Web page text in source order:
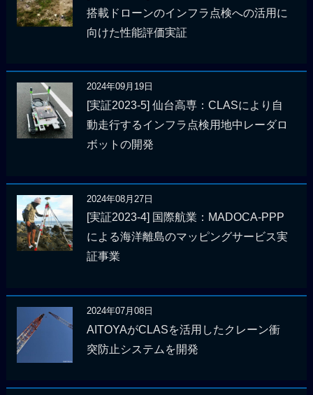
搭載ドローンのインフラ点検への活用に
向けた性能評価実証
2024年09月19日
[実証2023-5] 仙台高専：CLASにより自
動走行するインフラ点検用地中レーダロ
ボットの開発
2024年08月27日
[実証2023-4] 国際航業：MADOCA-PPP
による海洋離島のマッピングサービス実
証事業
2024年07月08日
AITOYAがCLASを活用したクレーン衝
突防止システムを開発